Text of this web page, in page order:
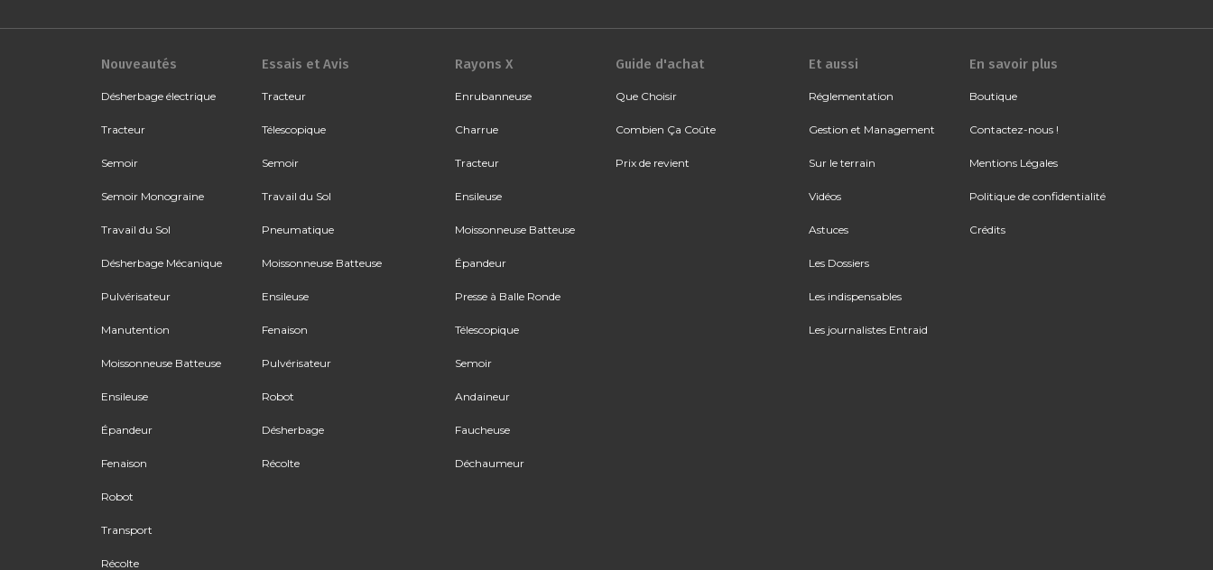
Nouveautés
Désherbage électrique
Tracteur
Semoir
Semoir Monograine
Travail du Sol
Désherbage Mécanique
Pulvérisateur
Manutention
Moissonneuse Batteuse
Ensileuse
Épandeur
Fenaison
Robot
Transport
Récolte
Essais et Avis
Tracteur
Télescopique
Semoir
Travail du Sol
Pneumatique
Moissonneuse Batteuse
Ensileuse
Fenaison
Pulvérisateur
Robot
Désherbage
Récolte
Rayons X
Enrubanneuse
Charrue
Tracteur
Ensileuse
Moissonneuse Batteuse
Épandeur
Presse à Balle Ronde
Télescopique
Semoir
Andaineur
Faucheuse
Déchaumeur
Guide d'achat
Que Choisir
Combien Ça Coûte
Prix de revient
Et aussi
Réglementation
Gestion et Management
Sur le terrain
Vidéos
Astuces
Les Dossiers
Les indispensables
Les journalistes Entraid
En savoir plus
Boutique
Contactez-nous !
Mentions Légales
Politique de confidentialité
Crédits